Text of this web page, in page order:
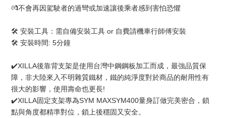
💏不會再因駕駛者的過彎或加速讓後乘者感到害怕恐懼
🛠 安裝工具：需自備安裝工具 or 自費請機車行師傅安裝
🛠 安裝時間: 5分鐘
✔️XILLA後靠背支架是使用台灣中鋼鋼板加工而成，最強品質保
障，非大陸來入不明雜質鐵材，鐵的純淨度對於商品的耐用性有
很大的影響，使用壽命也更長!
✔️XILLA固定支架專為SYM MAXSYM400量身訂做完美密合，鎖
點與角度都精準對位，鎖上後穩固又安全。